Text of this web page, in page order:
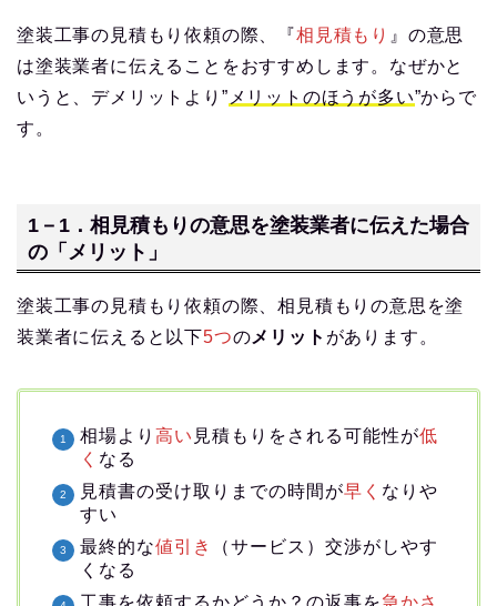
塗装工事の見積もり依頼の際、『相見積もり 』の意思
は塗装業者に伝えることをおすすめします。なぜかと
いうと、デメリットより” メリットのほうが多い”からで
す。
1－1．相見積もりの意思を塗装業者に伝えた場合
の「メリット」
塗装工事の見積もり依頼の際、相見積もりの意思を塗
装業者に伝えると以下5つのメリット があります。
相場より 高い 見積もりをされる可能性が低
く なる
見積書の受け取りまでの時間が早く なりや
すい
最終的な値引き
（サービス）交渉がしやす
くなる